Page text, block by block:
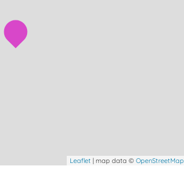
Leaflet | map data © OpenStreetMap